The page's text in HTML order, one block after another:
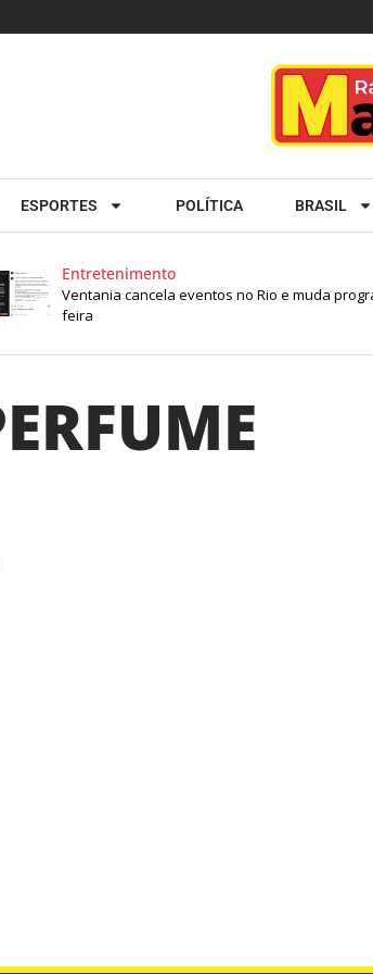
ESPORTES POLÍTICA BRASIL
Entretenimento
Ventania cancela eventos no Rio e muda
feira